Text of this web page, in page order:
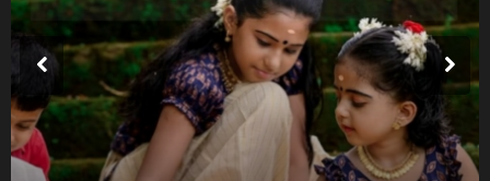
Events &
Experiences
Browse All